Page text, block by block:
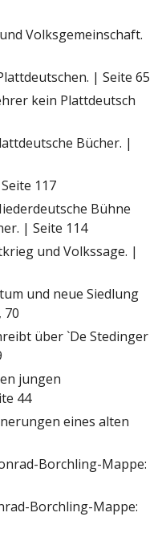
Volksgemeinschaft.
| Seite 65
kein Plattdeutsch
Bücher. |
117
Bühne
| Seite 114
und Volkssage. |
und neue Siedlung
70
über `De Stedinger
jungen
44
eines alten
Borchling-Mappe:
Borchling-Mappe: